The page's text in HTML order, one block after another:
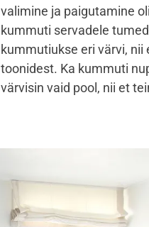
valimine ja paigutamine
kummuti servadele
kummutiukse eri värvi,
toonidest. Ka kummuti
värvisin vaid pool, nii et